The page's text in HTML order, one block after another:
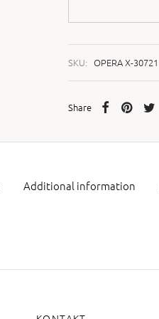
SKU: OPERA X-30721
Share
Additional information